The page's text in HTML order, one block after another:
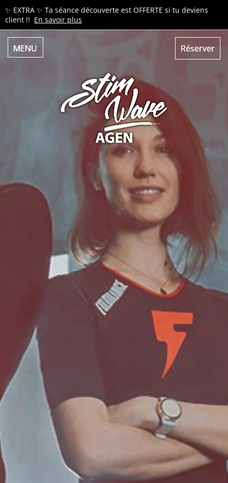
✨ EXTRA ✨ Ta séance découverte est OFFERTE si tu deviens
client !! En savoir plus
MENU Réserver